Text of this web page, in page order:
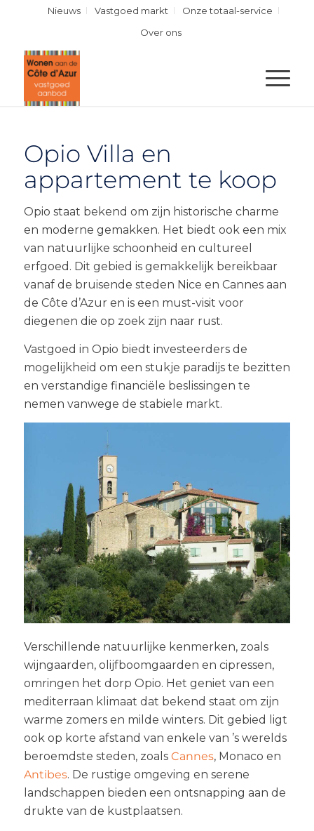
Nieuws Vastgoed markt
Onze totaal-service
Over ons
Opio Villa en
appartement te koop
Opio staat bekend om zijn historische charme
en moderne gemakken. Het biedt ook een mix
van natuurlijke schoonheid en cultureel
erfgoed. Dit gebied is gemakkelijk bereikbaar
vanaf de bruisende steden Nice en Cannes aan
de Côte d’Azur en is een must-visit voor
diegenen die op zoek zijn naar rust.
Vastgoed in Opio biedt investeerders de
mogelijkheid om een stukje paradijs te bezitten
en verstandige financiële beslissingen te
nemen vanwege de stabiele markt.
Verschillende natuurlijke kenmerken, zoals
wijngaarden, olijfboomgaarden en cipressen,
omringen het dorp Opio. Het geniet van een
mediterraan klimaat dat bekend staat om zijn
warme zomers en milde winters. Dit gebied ligt
ook op korte afstand van enkele van ’s werelds
beroemdste steden, zoals Cannes, Monaco en
Antibes. De rustige omgeving en serene
landschappen bieden een ontsnapping aan de
drukte van de kustplaatsen.